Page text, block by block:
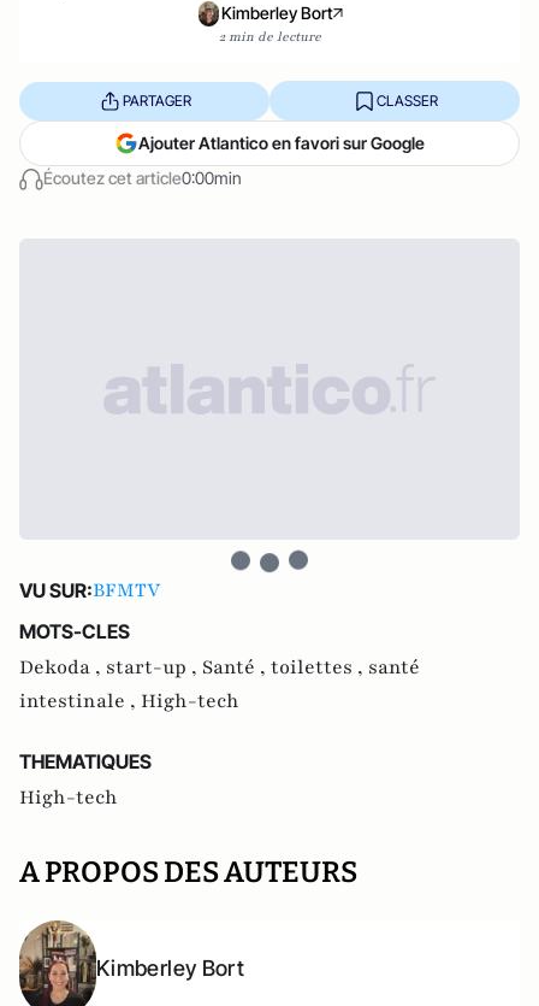
Kimberley Bort
2 min de lecture
Écoutez cet article0:00min
PARTAGER CLASSER
Ajouter Atlantico en favori sur Google
VU SUR:BFMTV
MOTS-CLES
Dekoda , start-up , Santé , toilettes , santé
intestinale , High-tech
THEMATIQUES
High-tech
A PROPOS DES AUTEURS
Kimberley Bort